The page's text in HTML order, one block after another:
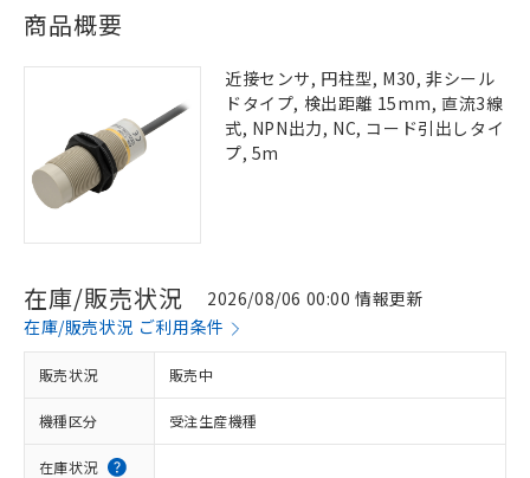
商品概要
近接センサ, 円柱型, M30, 非シール
ドタイプ, 検出距離 15mm, 直流3線
式, NPN出力, NC, コード引出しタイ
プ, 5m
在庫/販売状況
2026/08/06 00:00 情報更新
在庫/販売状況 ご利用条件
販売状況 販売中
機種区分 受注生産機種
在庫状況